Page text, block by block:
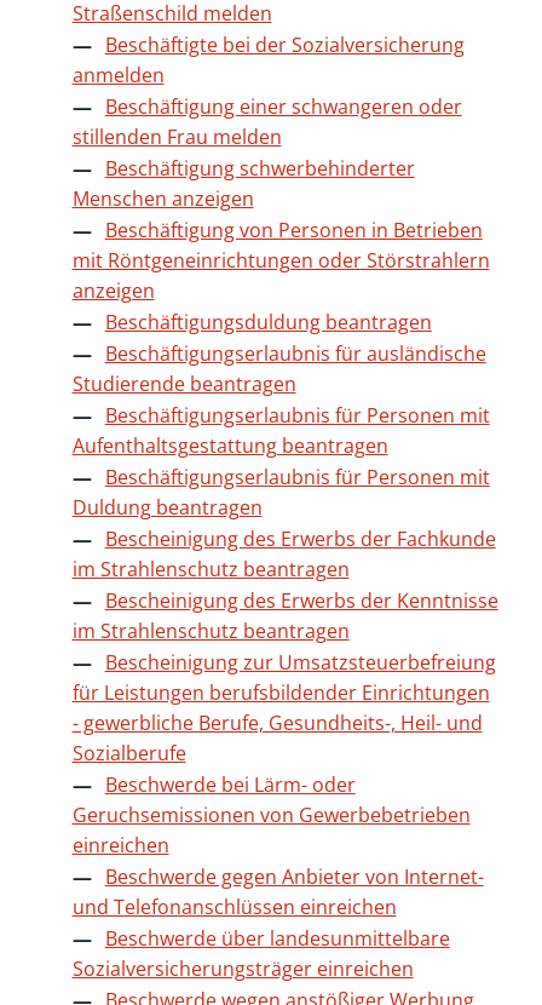
Straßenschild melden
Beschäftigte bei der Sozialversicherung
anmelden
Beschäftigung einer schwangeren oder
stillenden Frau melden
Beschäftigung schwerbehinderter
Menschen anzeigen
Beschäftigung von Personen in Betrieben
mit Röntgeneinrichtungen oder Störstrahlern
anzeigen
Beschäftigungsduldung beantragen
Beschäftigungserlaubnis für ausländische
Studierende beantragen
Beschäftigungserlaubnis für Personen mit
Aufenthaltsgestattung beantragen
Beschäftigungserlaubnis für Personen mit
Duldung beantragen
Bescheinigung des Erwerbs der Fachkunde
im Strahlenschutz beantragen
Bescheinigung des Erwerbs der Kenntnisse
im Strahlenschutz beantragen
Bescheinigung zur Umsatzsteuerbefreiung
für Leistungen berufsbildender Einrichtungen
- gewerbliche Berufe, Gesundheits-, Heil- und
Sozialberufe
Beschwerde bei Lärm- oder
Geruchsemissionen von Gewerbebetrieben
einreichen
Beschwerde gegen Anbieter von Internet-
und Telefonanschlüssen einreichen
Beschwerde über landesunmittelbare
Sozialversicherungsträger einreichen